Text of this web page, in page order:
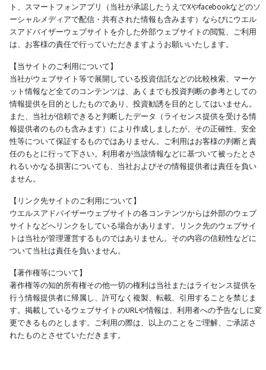
ト、スマートフォンアプリ（当社が承認したうえでXやfacebookなどのソ
ーシャルメディアで配信・共有された情報も含みます）ならびにウエル
スアドバイザーウェブサイトを介した外部ウェブサイトの閲覧、ご利用
は、お客様の責任で行っていただきますようお願いいたします。
【当サイトのご利用について】
当社がウェブサイト等で展開している投資信託などの比較検索、マーケ
ット情報など全てのコンテンツは、あくまでも投資判断の参考としての
情報提供を目的としたものであり、投資勧誘を目的としてはいません。
また、当社が信頼できると判断したデータ（ライセンス提供を受ける情
報提供者のものも含みます）により作成しましたが、その正確性、安全
性等について保証するものではありません。ご利用はお客様の判断と責
任のもとに行って下さい。利用者が当該情報などに基づいて被ったとさ
れるいかなる損害についても、当社およびその情報提供者は責任を負い
ません。
【リンク先サイトのご利用について】
ウエルスアドバイザーウェブサイトの各コンテンツからは外部のウェブ
サイトなどへリンクをしている場合があります。リンク先のウェブサイ
トは当社が管理運営するものではありません。その内容の信頼性などに
ついて当社は責任を負いません。
【著作権等について】
著作権等の知的所有権その他一切の権利は当社またはライセンス提供を
行う情報提供者に帰属し、許可なく複製、転載、引用することを禁じま
す。掲載しているウェブサイトのURLや情報は、利用者への予告なしに変
更できるものとします。ご利用の際は、以上のことをご理解、ご承諾さ
れたものとさせていただきます。